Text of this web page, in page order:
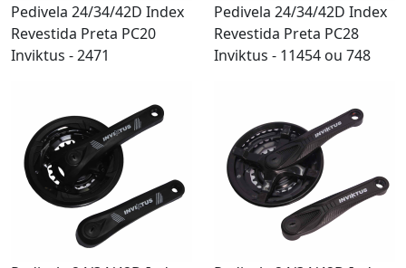
Pedivela 24/34/42D Index
Revestida Preta PC20
Inviktus - 2471
Pedivela 24/34/42D Index
Revestida Preta PC28
Inviktus - 11454 ou 748